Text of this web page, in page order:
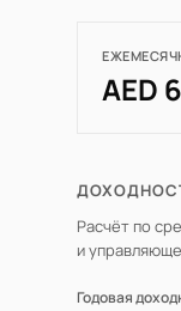
AED
Расчёт по
и
Годовая